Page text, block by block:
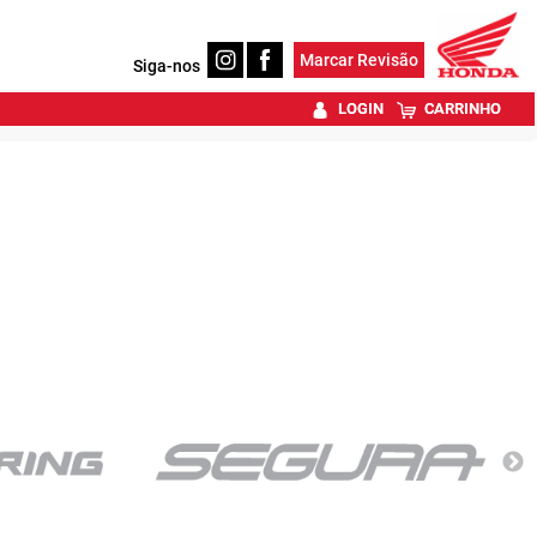
Siga-nos Marcar Revisão
LOGIN CARRINHO